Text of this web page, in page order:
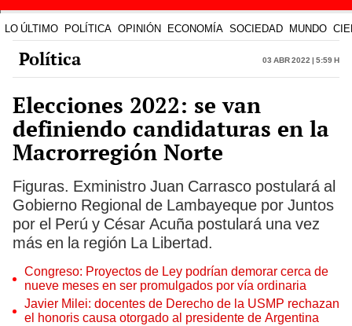
LO ÚLTIMO POLÍTICA OPINIÓN ECONOMÍA SOCIEDAD MUNDO
Política 03 Abr 2022 | 5:59 h
Elecciones 2022: se van
definiendo candidaturas en la
Macrorregión Norte
Figuras. Exministro Juan Carrasco postulará al
Gobierno Regional de Lambayeque por Juntos
por el Perú y César Acuña postulará una vez
más en la región La Libertad.
Congreso: Proyectos de Ley podrían demorar cerca de
nueve meses en ser promulgados por vía ordinaria
Javier Milei: docentes de Derecho de la USMP rechazan
el honoris causa otorgado al presidente de Argentina